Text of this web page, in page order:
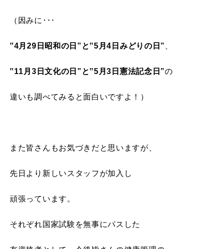
（因みに･･･
‟4月29日昭和の日”と‟5月4日みどりの日”
‟11月3日文化の日”と‟5月3日憲法記念日”の
違いも調べてみると面白いですよ！）
また皆さんもお気づきだと思いますが、
先日より新しいスタッフが加入し
頑張っています。
それぞれ国家試験を無事にパスした